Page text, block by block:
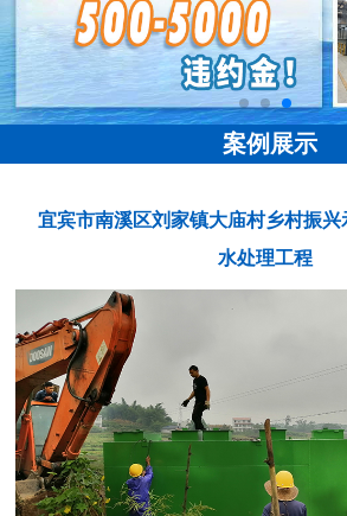
案例展示
宜宾市南溪区刘家镇大庙村乡村振
水处理工程